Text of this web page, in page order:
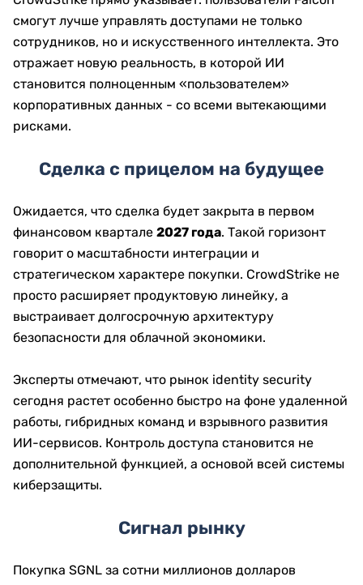
смогут лучше управлять доступами не только
сотрудников, но и искусственного интеллекта. Это
отражает новую реальность, в которой ИИ
становится полноценным «пользователем»
корпоративных данных - со всеми вытекающими
рисками.
Сделка с прицелом на будущее
Ожидается, что сделка будет закрыта в первом
финансовом квартале 2027 года. Такой горизонт
говорит о масштабности интеграции и
стратегическом характере покупки. CrowdStrike не
просто расширяет продуктовую линейку, а
выстраивает долгосрочную архитектуру
безопасности для облачной экономики.
Эксперты отмечают, что рынок identity security
сегодня растет особенно быстро на фоне удаленной
работы, гибридных команд и взрывного развития
ИИ-сервисов. Контроль доступа становится не
дополнительной функцией, а основой всей системы
киберзащиты.
Сигнал рынку
Покупка SGNL за сотни миллионов долларов